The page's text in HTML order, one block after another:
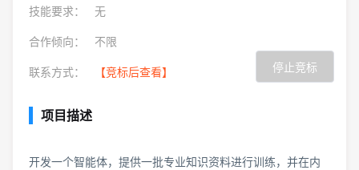
技能要求：
无
合作倾向：
不限
联系方式：
【竞标后查看】 停止竞标
项目描述
开发一个智能体，提供一批专业知识资料进行训练，并在内